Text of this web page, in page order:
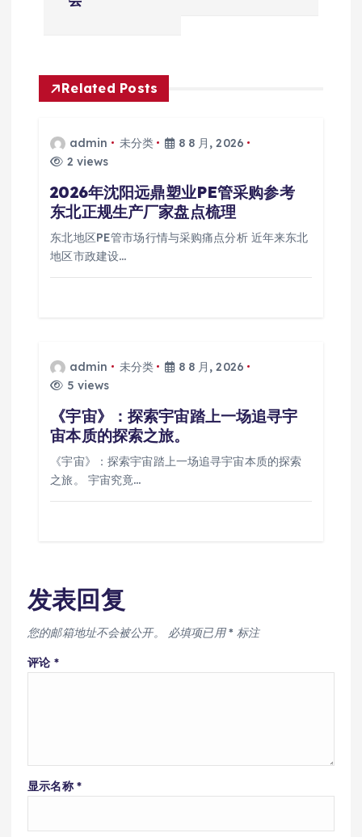
Related Posts
admin 未分类
8 8 月, 2026
2 views
2026年沈阳远鼎塑业PE管采购参考
东北正规生产厂家盘点梳理
东北地区PE管市场行情与采购痛点分析 近年来东北
地区市政建设…
admin 未分类
8 8 月, 2026
5 views
《宇宙》：探索宇宙踏上一场追寻宇
宙本质的探索之旅。
《宇宙》：探索宇宙踏上一场追寻宇宙本质的探索
之旅。 宇宙究竟…
发表回复
您的邮箱地址不会被公开。 必填项已用* 标注
评论 *
显示名称 *